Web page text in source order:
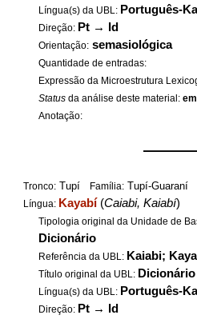
Língua(s) da UBL: Português-
Direção: Pt → Id
Orientação: semasiológica
Quantidade de entradas:
Expressão da Microestrutura
Status da análise deste material:
Anotação:
Tronco: Tupí Família: Tupí-Guaraní
Língua: Kayabí (Caiabi, Kaiabí)
Tipologia original da Unidade de
Dicionário
Referência da UBL: Kaiabi;
Título original da UBL:
Língua(s) da UBL: Português-
Direção: Pt → Id